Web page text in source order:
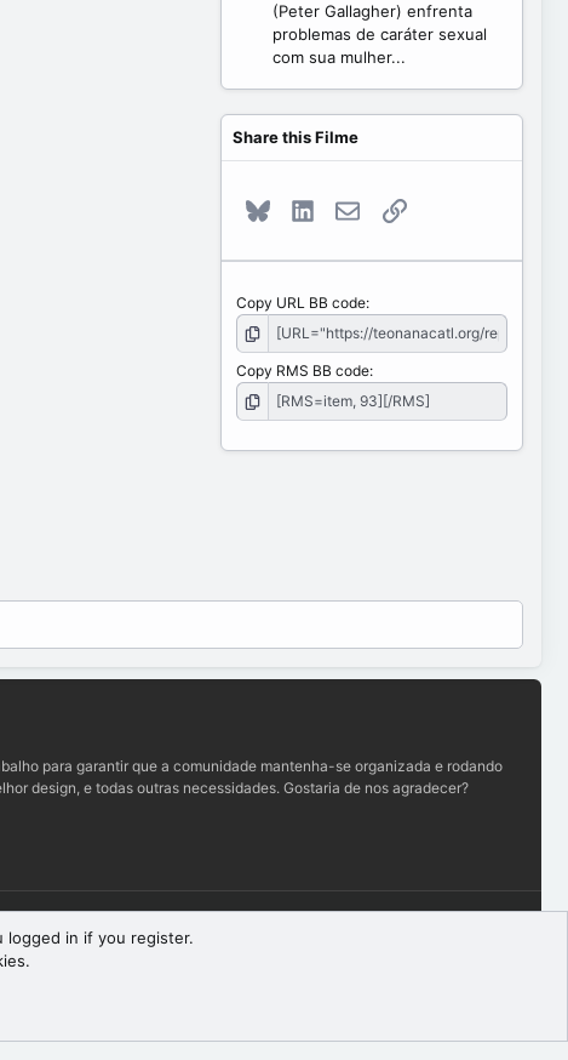
(Peter Gallagher) enfrenta
problemas de caráter sexual
com sua mulher...
Share this Filme
BlueskyLinkedInE-mailLink
Copy URL BB code
Copy RMS BB code
para garantir que a comunidade mantenha-se organizada e rodando
design, e todas outras necessidades. Gostaria de nos agradecer?
Termos e regras
logged in if you register.